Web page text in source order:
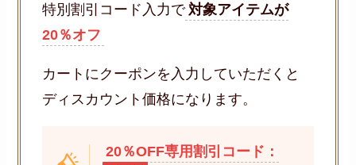
特別割引コード入力で 対象アイテムが
20％オフ
カートにクーポンを入力していただくと
ディスカウント価格になります。
20％OFF専用割引コード：